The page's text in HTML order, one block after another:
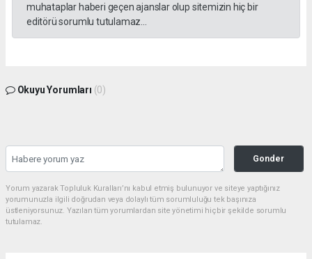
muhataplar haberi geçen ajanslar olup sitemizin hiç bir
editörü sorumlu tutulamaz...
Okuyu Yorumları (0)
Gonder
Yorum yazarak Topluluk Kuralları’nı kabul etmiş bulunuyor ve siteye yaptığınız
yorumunuzla ilgili doğrudan veya dolaylı tüm sorumluluğu tek başınıza
üstleniyorsunuz. Yazılan tüm yorumlardan site yönetimi hiçbir şekilde sorumlu
tutulamaz.